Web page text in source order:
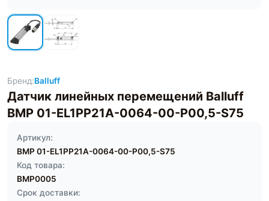
Бренд:Balluff
Датчик линейных перемещений Balluff
BMP 01-EL1PP21A-0064-00-P00,5-S75
Артикул:
BMP 01-EL1PP21A-0064-00-P00,5-S75
Код товара:
BMP0005
Срок доставки: